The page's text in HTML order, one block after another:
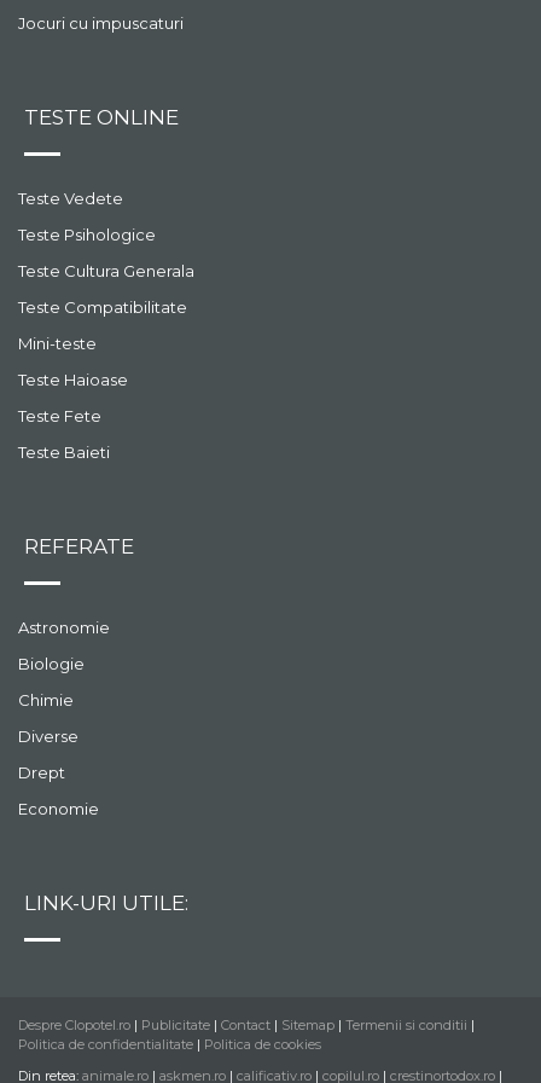
Jocuri cu impuscaturi
TESTE ONLINE
Teste Vedete
Teste Psihologice
Teste Cultura Generala
Teste Compatibilitate
Mini-teste
Teste Haioase
Teste Fete
Teste Baieti
REFERATE
Astronomie
Biologie
Chimie
Diverse
Drept
Economie
LINK-URI UTILE:
Despre Clopotel.ro | Publicitate | Contact | Sitemap | Termenii si conditii |
Politica de confidentialitate | Politica de cookies
Din retea: animale.ro | askmen.ro | calificativ.ro | copilul.ro | crestinortodox.ro |